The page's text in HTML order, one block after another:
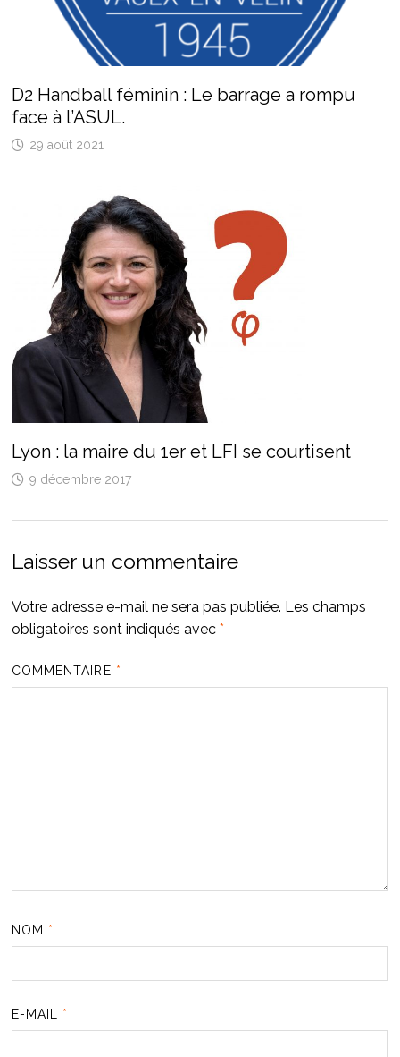
D2 Handball féminin : Le barrage a rompu
face à l’ASUL.
29 août 2021
Lyon : la maire du 1er et LFI se courtisent
9 décembre 2017
Laisser un commentaire
Votre adresse e-mail ne sera pas publiée. Les champs
obligatoires sont indiqués avec *
COMMENTAIRE *
NOM *
E-MAIL *